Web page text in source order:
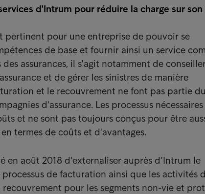
d'Intrum pour réduire la charge sur son
pertinent pour une entreprise de pouvoir se
de base et fournir ainsi un service
des assurances, il s'agit notamment de
et de gérer les sinistres de manière
et le recouvrement ne font pas partie
d'assurance. Les processus
et ne sont pas toujours conçus pour être
termes de coûts et d'avantages.
en août 2018 d'externaliser auprès d’Intrum le
de facturation ainsi que les activités
pour les segments non-vie et